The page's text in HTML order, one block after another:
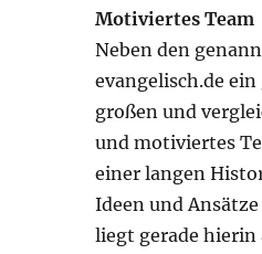
Motiviertes Team
Neben den
evangelisch.de
großen und
und motiviertes
einer langen
Ideen und
liegt gerade hierin